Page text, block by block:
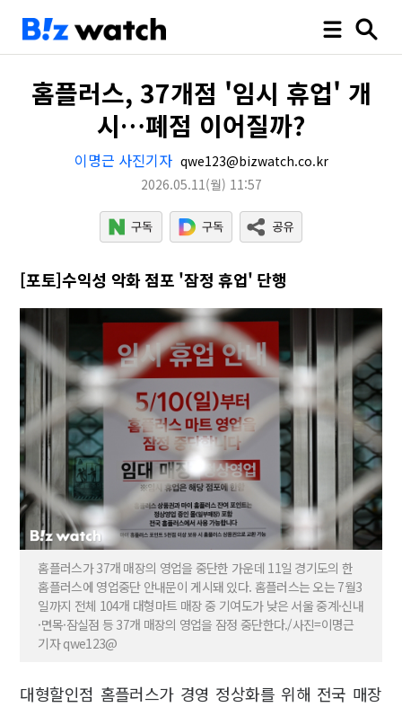
홈플러스, 37개점 '임시 휴업' 개
시…폐점 이어질까?
이명근 사진기자 qwe123@bizwatch.co.kr
2026.05.11(월) 11:57
[포토]수익성 악화 점포 '잠정 휴업' 단행
홈플러스가 37개 매장의 영업을 중단한 가운데 11일 경기도의 한
홈플러스에 영업중단 안내문이 게시돼 있다. 홈플러스는 오는 7월3
일까지 전체 104개 대형마트 매장 중 기여도가 낮은 서울 중계·신내
·면목·잠실점 등 37개 매장의 영업을 잠정 중단한다./사진=이명근
기자 qwe123@
대형할인점 홈플러스가 경영 정상화를 위해 전국 매장